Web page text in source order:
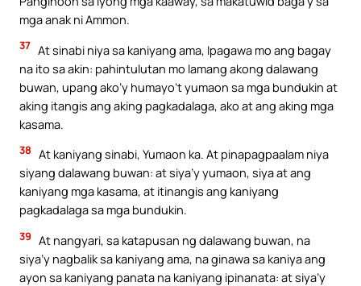
mga anak ni Ammon.
37 At sinabi niya sa kaniyang ama, Ipagawa mo ang bagay
na ito sa akin: pahintulutan mo lamang akong dalawang
buwan, upang ako’y humayo’t yumaon sa mga bundukin at
aking itangis ang aking pagkadalaga, ako at ang aking mga
kasama.
38 At kaniyang sinabi, Yumaon ka. At pinapagpaalam niya
siyang dalawang buwan: at siya’y yumaon, siya at ang
kaniyang mga kasama, at itinangis ang kaniyang
pagkadalaga sa mga bundukin.
39 At nangyari, sa katapusan ng dalawang buwan, na
siya’y nagbalik sa kaniyang ama, na ginawa sa kaniya ang
ayon sa kaniyang panata na kaniyang ipinanata: at siya’y